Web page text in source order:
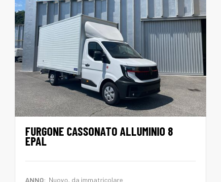
FURGONE CASSONATO ALLUMINIO 8
EPAL
ANNO: Nuovo, da immatricolare